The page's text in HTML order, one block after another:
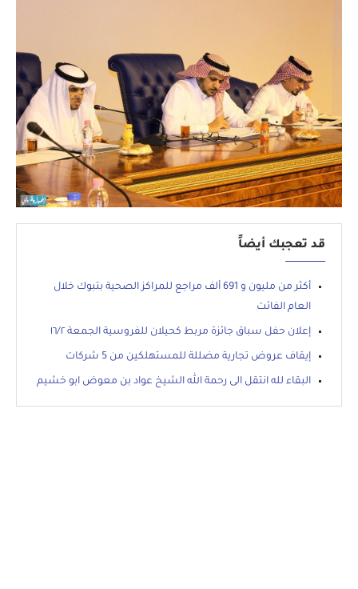
قد تعجبك أيضاً
أكثر من مليون و 691 ألف مراجع للمراكز الصحية بتبوك خلال
العام الفائت
إعلان حفل سباق جائزة مربط كحيلان للفروسية الجمعة ١٦/٢
إيقاف عروض تجارية مضللة للمستهلكين من 5 شركات
البقاء لله انتقل الى رحمة الله الشيخ عواد بن معوض ابو خشيم